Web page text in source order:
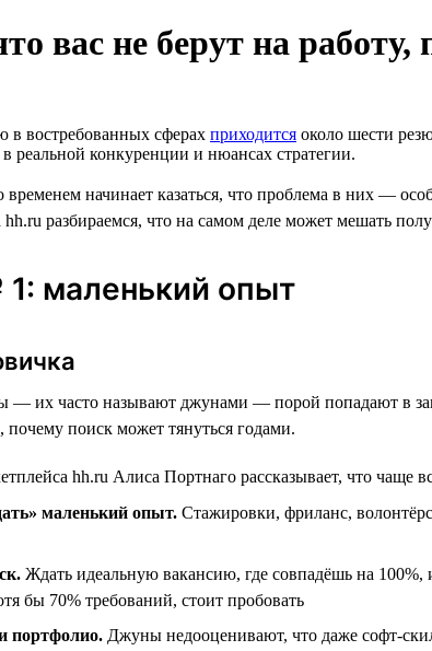
вас не берут на
в востребованных сферах приходится около шести
реальной конкуренции и нюансах стратегии.
начинает казаться, что проблема в них —
hh.ru разбираемся, что на самом деле может мешать
маленький опыт
— их часто называют джунами — порой попадают в
почему поиск может тянуться годами.
hh.ru Алиса Портнаго рассказывает, что чаще
маленький опыт. Стажировки, фриланс,
Ждать идеальную вакансию, где совпадёшь на 100%,
бы 70% требований, стоит пробовать
портфолио. Джуны недооценивают, что даже софт-